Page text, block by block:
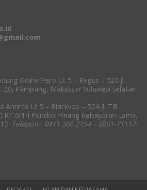
Graha Pena Lt 5 – Regus – 520 Jl.
20, Pampang, Makassar Sulawesi Selatan
Aminta Lt 5 – Blackvox – 504 Jl. TB
RT.6/14 Pondok Pinang Kebayoran Lama,
Telepon : 0411 366 2154 – 0851-71117-